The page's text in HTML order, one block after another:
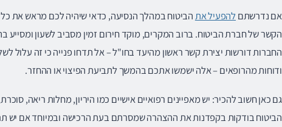
אם נדרשתם להפעיל אתהביטוח במהלך הנסיעה, כדאי שיהיה לכם מראש את
הקשר של חברת הביטוח. ברוב המקרים, מוקד חירום זמין מסביב לשעון ומסייע
החברות דורשות יצירת קשר ראשון מהיעד בחו"ל – אל תדחו פנייה כי זה עלול
ודוחות מהרופאים – אלה ישמשו אתכם בהמשך לתביעת הפיצוי או ההחזר.
גם כאן חשוב להכיר: יש מאפיינים רפואיים אישיים כמו היריון, מחלות ריאה,
הביטוח בודקות בקפדנות את ההצהרה שמסרתם בעת הרכישה ובמיוחד אם יש